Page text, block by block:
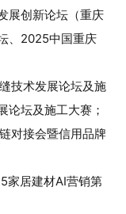
展创新论坛（重庆
、2025中国重庆
技术发展论坛及施
论坛及施工大赛；
对接会暨信用品牌
家居建材AI营销第